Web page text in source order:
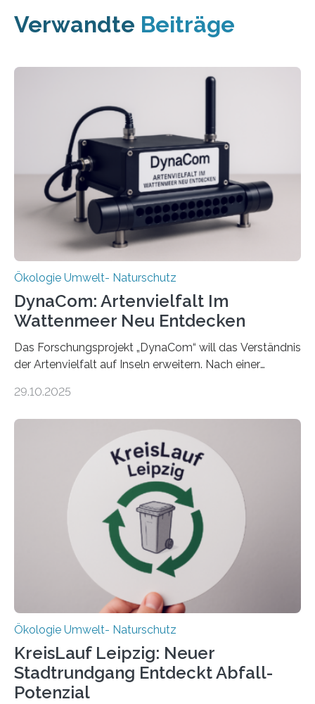
Verwandte Beiträge
Ökologie Umwelt- Naturschutz
DynaCom: Artenvielfalt Im
Wattenmeer Neu Entdecken
Das Forschungsprojekt „DynaCom“ will das Verständnis
der Artenvielfalt auf Inseln erweitern. Nach einer
Beobachtungen im Wattenmeer ist nun eine große
Oldenburg befassen sich insbesondere damit, wie ein
Ökosystem gedeiht – und wie sich dieser Prozess
verlässlich prognostizieren lässt. Grünes Licht für
„DynaCom“: Die Deutsche Forschungsgemeinschaft
(DFG) fördert das Anfang 2019 gestartete
Forschungsprojekt an der Universität Oldenburg für
zwei weitere Jahre mit rund 1,2 Millionen Euro. „Wir
freuen uns sehr über…
29.10.2025
Ökologie Umwelt- Naturschutz
KreisLauf Leipzig: Neuer
Stadtrundgang Entdeckt Abfall-
Potenzial